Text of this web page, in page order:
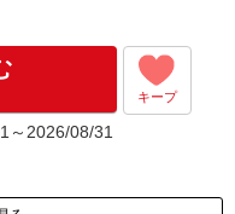
てご就業いただきます。
います。
が発生します。（当社規
キープ
～2026/08/31